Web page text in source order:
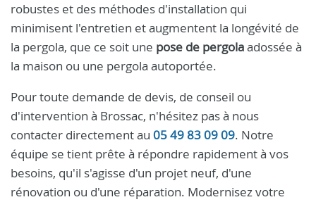
robustes et des méthodes d'installation qui
minimisent l'entretien et augmentent la longévité de
la pergola, que ce soit une pose de pergolaadossée à
la maison ou une pergola autoportée.
Pour toute demande de devis, de conseil ou
d'intervention à Brossac, n'hésitez pas à nous
contacter directement au 05 49 83 09 09. Notre
équipe se tient prête à répondre rapidement à vos
besoins, qu'il s'agisse d'un projet neuf, d'une
rénovation ou d'une réparation. Modernisez votre